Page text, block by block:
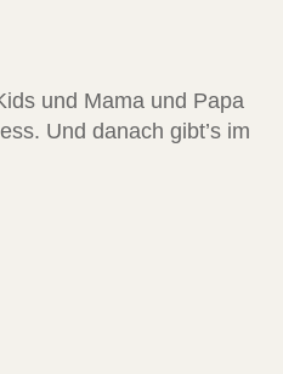
und Mama und Papa
Und danach gibt’s im